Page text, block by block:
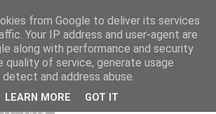
2014
from Google to deliver its services
Your IP address and user-agent are
along with performance and security
quality of service, generate usage
and address abuse.
LEARN MORE GOT IT